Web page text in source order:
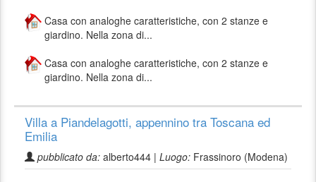
Casa con analoghe caratteristiche, con 2 stanze e
giardino. Nella zona di...
Casa con analoghe caratteristiche, con 2 stanze e
giardino. Nella zona di...
Villa a Piandelagotti, appennino tra Toscana ed
Emilia
pubblicato da: alberto444 | Luogo: Frassinoro (Modena)